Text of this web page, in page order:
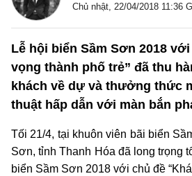
Chủ nhật, 22/04/2018 11:36
Lễ hội biển Sầm Sơn 2018
vọng thành phố trẻ” đã thu
khách về dự và thưởng thức
thuật hấp dẫn với màn bắn
Tối 21/4, tại khuôn viên bãi biển
Sơn, tỉnh Thanh Hóa đã long trọng
biển Sầm Sơn 2018 với chủ đề